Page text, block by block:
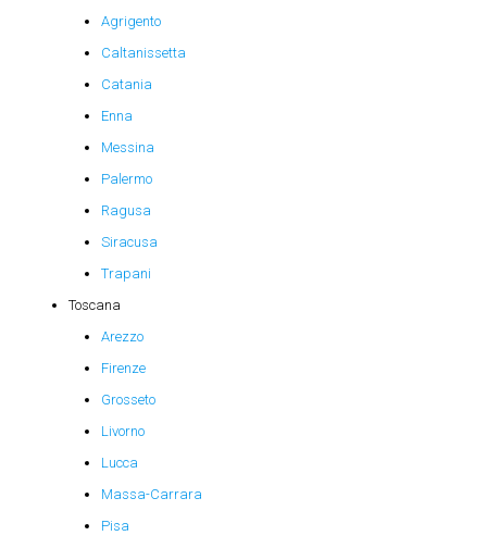
Agrigento
Caltanissetta
Catania
Enna
Messina
Palermo
Ragusa
Siracusa
Trapani
Toscana
Arezzo
Firenze
Grosseto
Livorno
Lucca
Massa-Carrara
Pisa